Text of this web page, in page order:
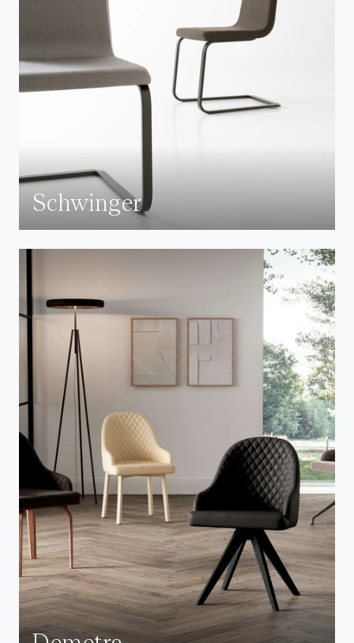
Schwinger